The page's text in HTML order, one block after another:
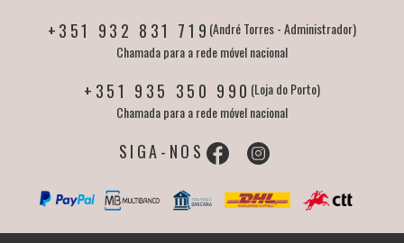
+351 932 831 719 (André Torres - Administrador)
Chamada para a rede móvel nacional
+351 935 350 990 (Loja do Porto)
Chamada para a rede móvel nacional
SIGA-NOS